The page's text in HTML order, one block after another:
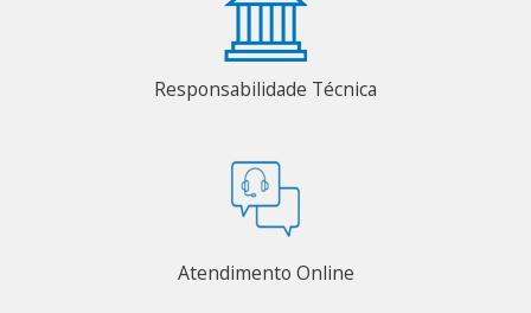
Responsabilidade Técnica
Atendimento Online